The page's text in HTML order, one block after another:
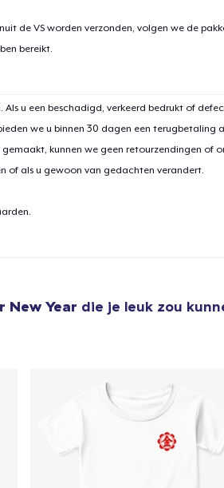
de VS worden verzonden, volgen we de
bereikt.
Als u een beschadigd, verkeerd bedrukt of
we u binnen 30 dagen een terugbetaling
kunnen we geen retourzendingen of
of als u gewoon van gedachten verandert.
New Year die je leuk zou
Ga door naar de Kassa